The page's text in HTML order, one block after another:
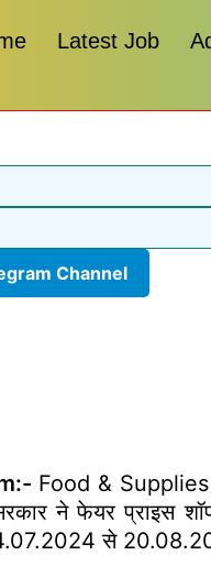
Latest Job
Channel
Food &
ने फेयर प्राइस
से